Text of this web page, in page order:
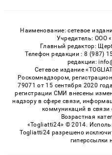
Наименование: сетевое
Учредитель: ООО
Главный редактор:
Телефон редакции : 8 (987)
редакции:
Сетевое издание
Роскомнадзором,
79071 от 15 сентября 2020
регистрации СМИ внесены
надзору в сфере связи,
коммуникаций в связи
Возрастная
«Togliatti24» © 2014.
Togliatti24 разрешено
гиперссылки